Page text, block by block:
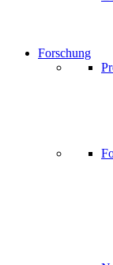
Forschung